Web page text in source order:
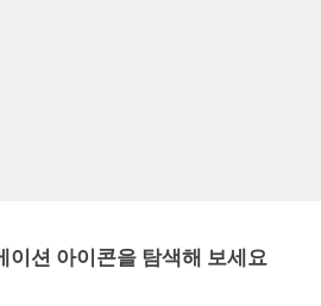
이션 아이콘을 탐색해 보세요